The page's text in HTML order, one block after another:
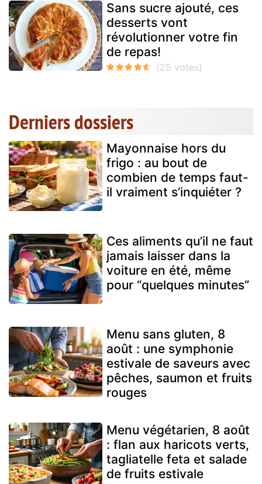
Sans sucre ajouté, ces
desserts vont
révolutionner votre fin
de repas!
Derniers dossiers
Mayonnaise hors du
frigo : au bout de
combien de temps faut-
il vraiment s’inquiéter ?
Ces aliments qu’il ne faut
jamais laisser dans la
voiture en été, même
pour “quelques minutes”
Menu sans gluten, 8
août : une symphonie
estivale de saveurs avec
pêches, saumon et fruits
rouges
Menu végétarien, 8 août
: flan aux haricots verts,
tagliatelle feta et salade
de fruits estivale